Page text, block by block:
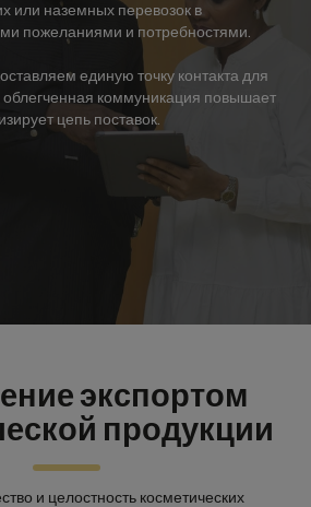
или наземных перевозок в
пожеланиями и потребностями.
единую точку контакта для
облегченная коммуникация повышает
цепь поставок.
экспортом
продукции
и целостность косметических